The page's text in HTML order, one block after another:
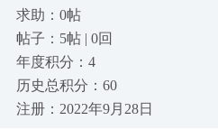
求助：0帖
帖子：5帖 | 0回
年度积分：4
历史总积分：60
注册：2022年9月28日